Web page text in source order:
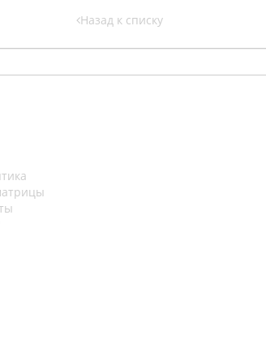
Назад к списку